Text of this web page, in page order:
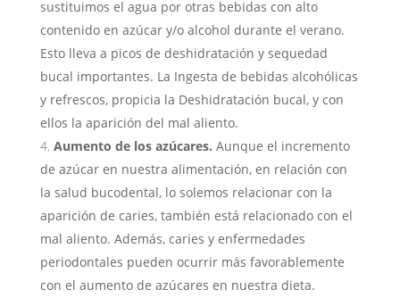
sustituimos el agua por otras bebidas con alto
contenido en azúcar y/o alcohol durante el verano.
Esto lleva a picos de deshidratación y sequedad
bucal importantes. La Ingesta de bebidas alcohólicas
y refrescos, propicia la Deshidratación bucal, y con
ellos la aparición del mal aliento.
Aumento de los azúcares. Aunque el incremento
de azúcar en nuestra alimentación, en relación con
la salud bucodental, lo solemos relacionar con la
aparición de caries, también está relacionado con el
mal aliento. Además, caries y enfermedades
periodontales pueden ocurrir más favorablemente
con el aumento de azúcares en nuestra dieta.